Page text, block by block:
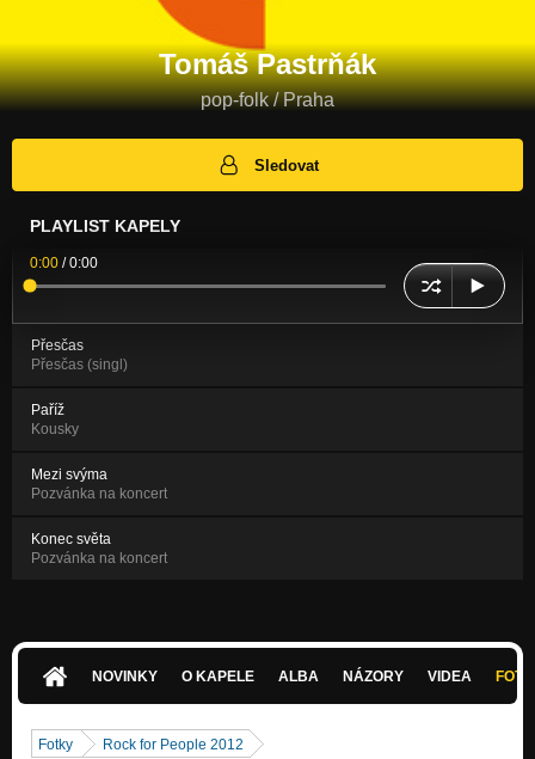
Tomáš Pastrňák
pop-folk / Praha
Sledovat
PLAYLIST KAPELY
0:00 /0:00
Přesčas
Přesčas (singl)
Paříž
Kousky
Mezi svýma
Pozvánka na koncert
Konec světa
Pozvánka na koncert
NOVINKY O KAPELE ALBA NÁZORY VIDEA
Fotky Rock for People 2012